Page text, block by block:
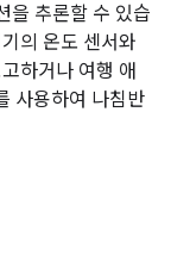
을 추론할 수 있습
의 온도 센서와
하거나 여행 애
사용하여 나침반